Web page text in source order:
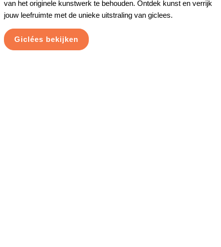
van het originele kunstwerk te behouden. Ontdek kunst en verrijk
jouw leefruimte met de unieke uitstraling van giclees.
Giclées bekijken